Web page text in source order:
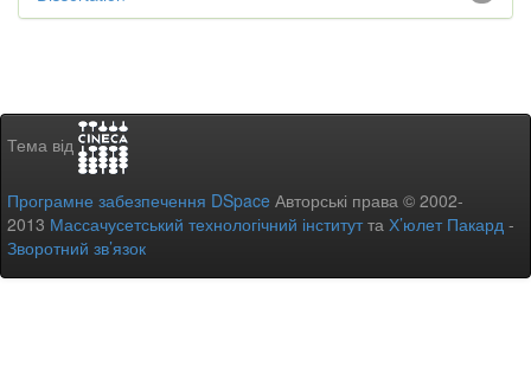
Тема від
Програмне забезпечення DSpace Авторські права © 2002-
2013 Массачусетський технологічний інститутта Х’юлет Пакард -
Зворотний зв’язок